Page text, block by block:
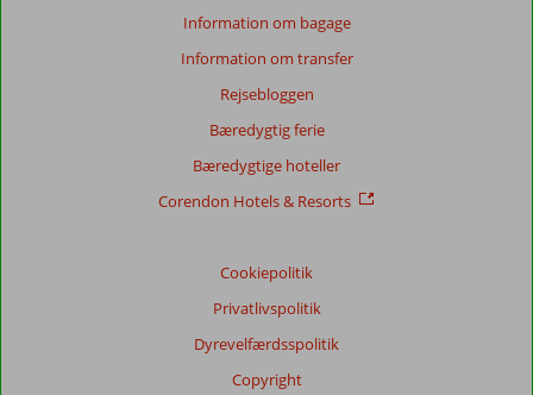
Information om bagage
Information om transfer
Rejsebloggen
Bæredygtig ferie
Bæredygtige hoteller
Corendon Hotels & Resorts
Cookiepolitik
Privatlivspolitik
Dyrevelfærdsspolitik
Copyright